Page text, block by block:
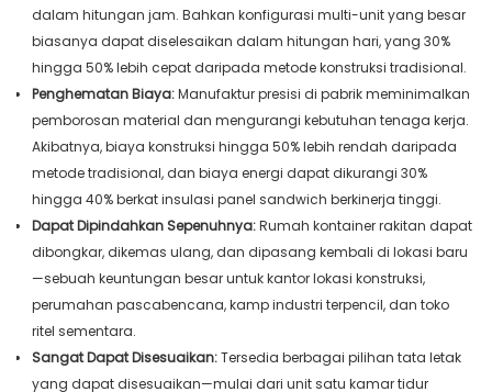
dalam hitungan jam. Bahkan konfigurasi multi-unit yang besar
biasanya dapat diselesaikan dalam hitungan hari, yang 30%
hingga 50% lebih cepat daripada metode konstruksi tradisional.
Penghematan Biaya:Manufaktur presisi di pabrik meminimalkan
pemborosan material dan mengurangi kebutuhan tenaga kerja.
Akibatnya, biaya konstruksi hingga 50% lebih rendah daripada
metode tradisional, dan biaya energi dapat dikurangi 30%
hingga 40% berkat insulasi panel sandwich berkinerja tinggi.
Dapat Dipindahkan Sepenuhnya:Rumah kontainer rakitan dapat
dibongkar, dikemas ulang, dan dipasang kembali di lokasi baru
—sebuah keuntungan besar untuk kantor lokasi konstruksi,
perumahan pascabencana, kamp industri terpencil, dan toko
ritel sementara.
Sangat Dapat Disesuaikan:Tersedia berbagai pilihan tata letak
yang dapat disesuaikan—mulai dari unit satu kamar tidur